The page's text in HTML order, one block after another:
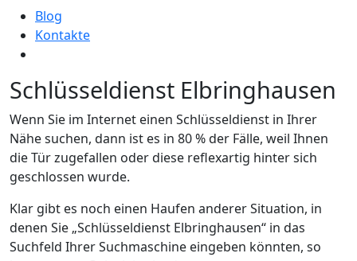
Blog
Kontakte
Schlüsseldienst Elbringhausen
Wenn Sie im Internet einen Schlüsseldienst in Ihrer
Nähe suchen, dann ist es in 80 % der Fälle, weil Ihnen
die Tür zugefallen oder diese reflexartig hinter sich
geschlossen wurde.
Klar gibt es noch einen Haufen anderer Situation, in
denen Sie „Schlüsseldienst Elbringhausen“ in das
Suchfeld Ihrer Suchmaschine eingeben könnten, so